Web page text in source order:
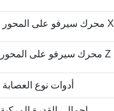
محرك سيرفو على المحور X
محرك سيرفو على المحور Z
أدوات نوع العصابة